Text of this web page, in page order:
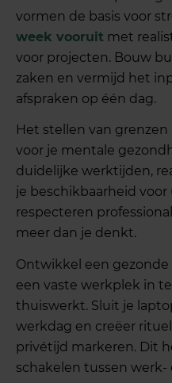
vormen de basis voor
week vooruit met
voor projecten. Bouw
zaken en vermijd het
afspraken op één dag.
Het stellen van
voor je mentale
duidelijke werktijden,
je beschikbaarheid
respecteren
meer dan je denkt.
Ontwikkel een
een vaste werkplek in
thuiswerkt. Sluit je
werkdag en creëer
privétijd markeren. Dit
schakelen tussen